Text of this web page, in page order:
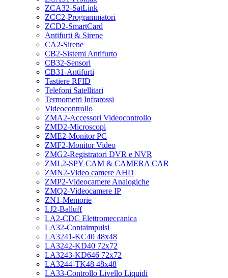
ZCA32-SatLink
ZCC2-Programmatori
ZCD2-SmartCard
Antifurti & Sirene
CA2-Sirene
CB2-Sistemi Antifurto
CB32-Sensori
CB31-Antifurti
Tastiere RFID
Telefoni Satellitari
Termometri Infrarossi
Videocontrollo
ZMA2-Accessori Videocontrollo
ZMD2-Microscopi
ZME2-Monitor PC
ZMF2-Monitor Video
ZMG2-Registratori DVR e NVR
ZML2-SPY CAM & CAMERA CAR
ZMN2-Video camere AHD
ZMP2-Videocamere Analogiche
ZMQ2-Videocamere IP
ZN1-Memorie
LJ2-Balluff
LA2-CDC Elettromeccanica
LA32-Contaimpulsi
LA3241-KC40 48x48
LA3242-KD40 72x72
LA3243-KD646 72x72
LA3244-TK48 48x48
LA33-Controllo Livello Liquidi